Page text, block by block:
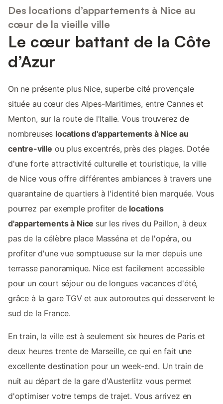
Des locations d’appartements à Nice au
cœur de la vieille ville
Le cœur battant de la Côte
d’Azur
On ne présente plus Nice, superbe cité provençale
située au cœur des Alpes-Maritimes, entre Cannes et
Menton, sur la route de l'Italie. Vous trouverez de
nombreuses locations d'appartements à Nice au
centre-ville ou plus excentrés, près des plages. Dotée
d'une forte attractivité culturelle et touristique, la ville
de Nice vous offre différentes ambiances à travers une
quarantaine de quartiers à l'identité bien marquée. Vous
pourrez par exemple profiter de locations
d'appartements à Nice sur les rives du Paillon, à deux
pas de la célèbre place Masséna et de l'opéra, ou
profiter d'une vue somptueuse sur la mer depuis une
terrasse panoramique. Nice est facilement accessible
pour un court séjour ou de longues vacances d'été,
grâce à la gare TGV et aux autoroutes qui desservent le
sud de la France.
En train, la ville est à seulement six heures de Paris et
deux heures trente de Marseille, ce qui en fait une
excellente destination pour un week-end. Un train de
nuit au départ de la gare d'Austerlitz vous permet
d'optimiser votre temps de trajet. Vous arrivez en